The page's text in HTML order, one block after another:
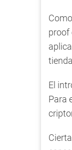
proof
El
Para